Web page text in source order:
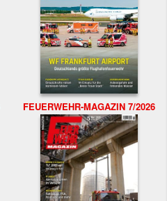
FEUERWEHR-MAGAZIN 7/2026